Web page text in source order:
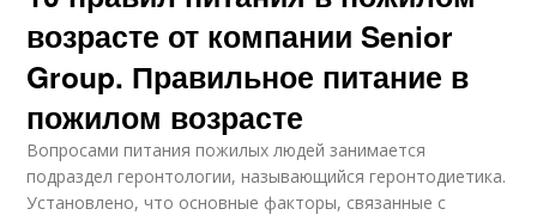
возрасте от компании Senior
Group. Правильное питание в
пожилом возрасте
Вопросами питания пожилых людей занимается
подраздел геронтологии, называющийся геронтодиетика.
Установлено, что основные факторы, связанные с